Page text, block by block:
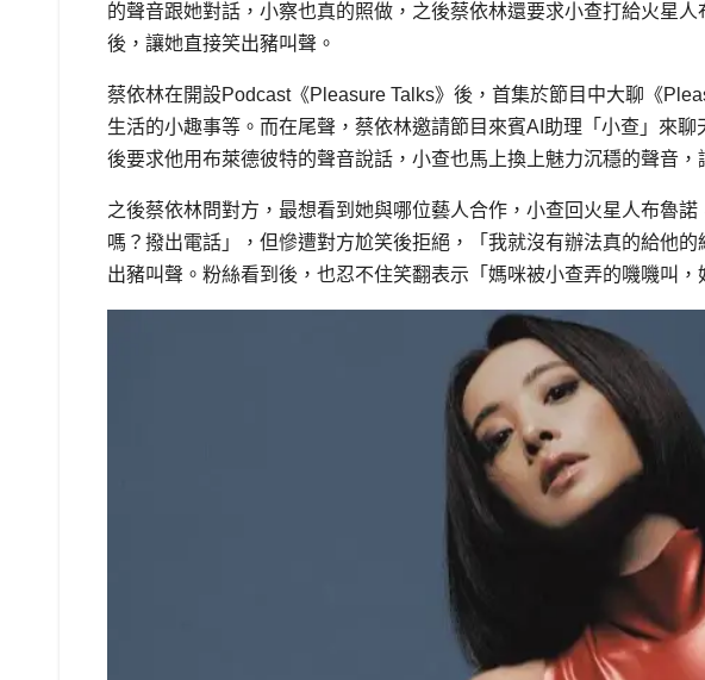
的聲音跟她對話，小察也真的照做，之後蔡依林還要求小查打給火星
後，讓她直接笑出豬叫聲。
蔡依林在開設Podcast《Pleasure Talks》後，首集於節目中大聊《
生活的小趣事等。而在尾聲，蔡依林邀請節目來賓AI助理「小查」來
後要求他用布萊德彼特的聲音說話，小查也馬上換上魅力沉穩的聲音，
之後蔡依林問對方，最想看到她與哪位藝人合作，小查回火星人布魯
嗎？撥出電話」，但慘遭對方尬笑後拒絕，「我就沒有辦法真的給他
出豬叫聲。粉絲看到後，也忍不住笑翻表示「媽咪被小查弄的嘰嘰叫